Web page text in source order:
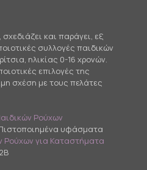
και παράγει, εξ
συλλογές παιδικών
ηλικίας 0-16 χρονών.
επιλογές της
σχέση με τους πελάτες
Ρούχων
υφάσματα
Ρούχων για Καταστήματα